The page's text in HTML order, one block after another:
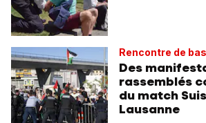
Rencontre de
Des
rassemblés
du match
Lausanne